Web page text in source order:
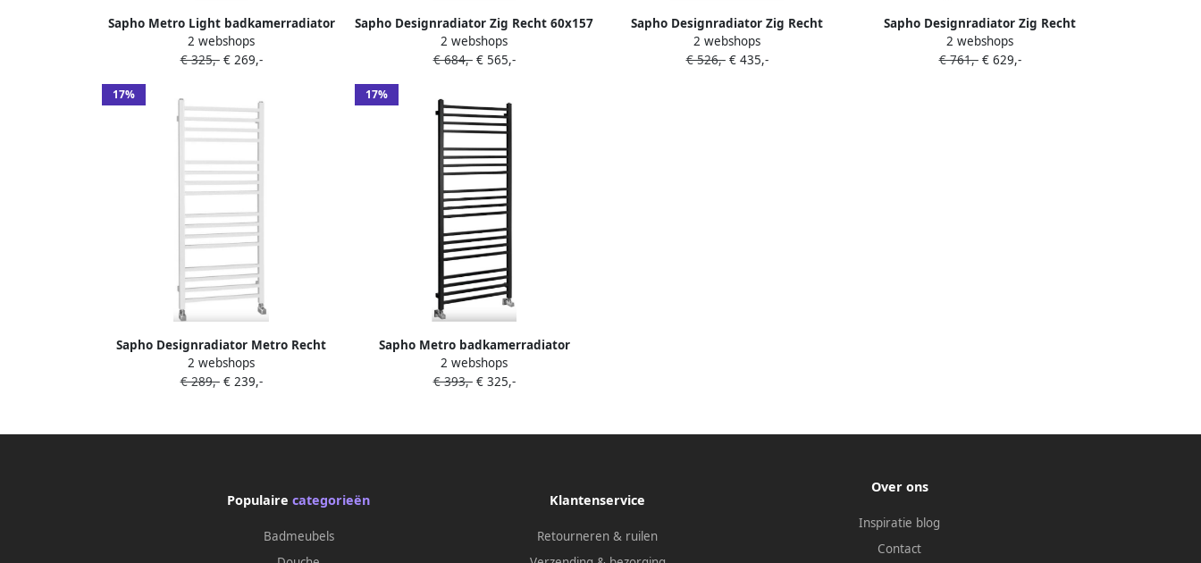
Sapho Metro Light badkamerradiator
300x1500 mm zwart mat
2 webshops
€ 325,-€ 269,-
Sapho Designradiator Zig Recht 60x157
2 cm 709W Mat Zwart
2 webshops
€ 684,-€ 565,-
Sapho Designradiator Zig Recht
60x109.6 cm 497W Mat Zwart
2 webshops
€ 526,-€ 435,-
Sapho Designradiator Zig Recht
60x1810 cm 824W Mat Zwart
2 webshops
€ 761,-€ 629,-
17%
Sapho Designradiator Metro Recht
50x120 cm Mat Wit
2 webshops
€ 289,-€ 239,-
17%
Sapho Metro badkamerradiator
600x1510 mm zwart mat
2 webshops
€ 393,-€ 325,-
Populaire categorieën
Badmeubels
Klantenservice
Retourneren & ruilen
Over ons
Inspiratie blog
Contact